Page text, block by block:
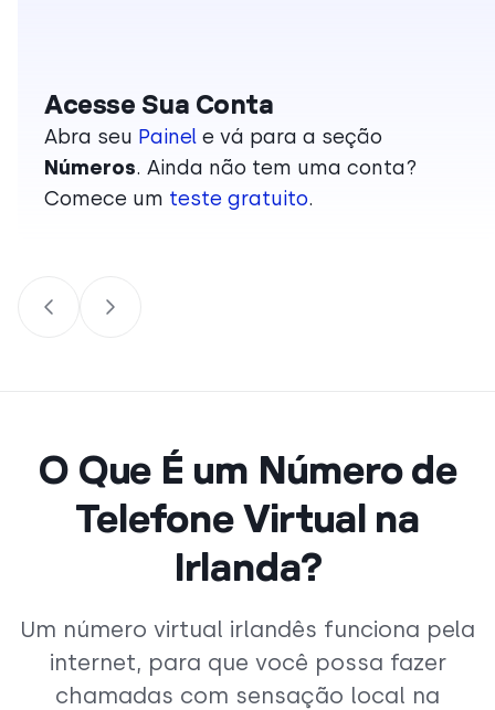
Acesse Sua Conta
Abra seu Painel e vá para a seção
Números. Ainda não tem uma conta?
Comece um teste gratuito.
O Que É um Número de
Telefone Virtual na
Irlanda?
Um número virtual irlandês funciona pela
internet, para que você possa fazer
chamadas com sensação local na